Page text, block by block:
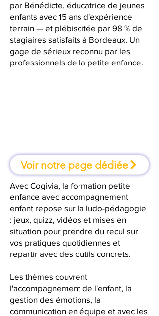
par Bénédicte, éducatrice de jeunes
enfants avec 15 ans d'expérience
terrain — et plébiscitée par 98 % de
stagiaires satisfaits à Bordeaux. Un
gage de sérieux reconnu par les
professionnels de la petite enfance.
Voir notre page dédiée
Avec Cogivia, la formation petite
enfance avec accompagnement
enfant repose sur la ludo-pédagogie
: jeux, quizz, vidéos et mises en
situation pour prendre du recul sur
vos pratiques quotidiennes et
repartir avec des outils concrets.
Les thèmes couvrent
l'accompagnement de l'enfant, la
gestion des émotions, la
communication en équipe et avec les